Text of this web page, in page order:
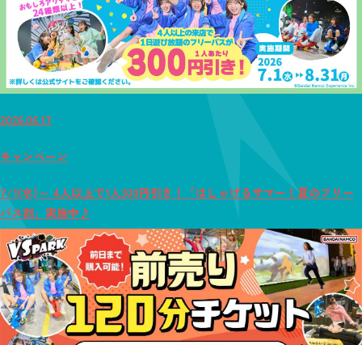
2026.06.17
キャンペーン
7/1(水)～ 4人以上で1人300円引き！「はしゃげるサマー！夏のフリー
パス割」実施中♪